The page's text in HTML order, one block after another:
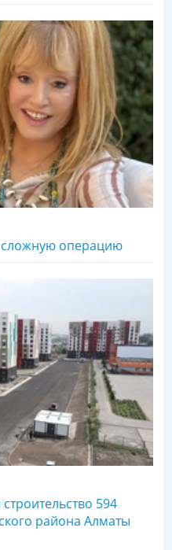
сложную операцию
594
района Алматы